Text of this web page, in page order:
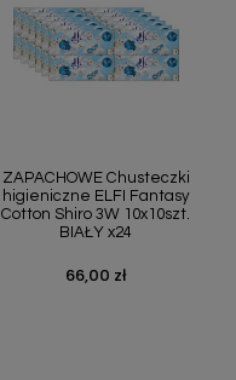
ZAPACHOWE Chusteczki
higieniczne ELFI Fantasy
Cotton Shiro 3W 10x10szt.
BIAŁY x24
Cena
66,00 zł